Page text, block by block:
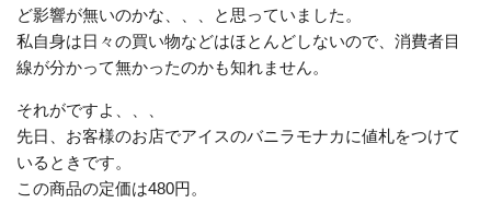
ど影響が無いのかな、、、と思っていました。
私自身は日々の買い物などはほとんどしないので、消費者目
線が分かって無かったのかも知れません。
それがですよ、、、
先日、お客様のお店でアイスのバニラモナカに値札をつけて
いるときです。
この商品の定価は480円。